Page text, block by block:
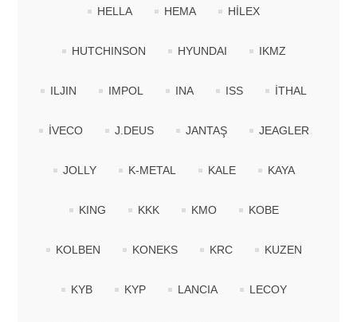
HELLA HEMA HİLEX
HUTCHINSON HYUNDAI IKMZ
ILJIN IMPOL INA ISS İTHAL
İVECO J.DEUS JANTAŞ JEAGLER
JOLLY K-METAL KALE KAYA
KING KKK KMO KOBE
KOLBEN KONEKS KRC KUZEN
KYB KYP LANCIA LECOY